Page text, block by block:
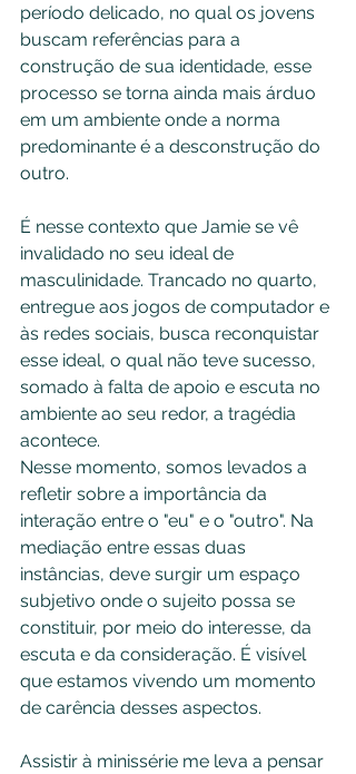
período delicado, no qual os jovens
buscam referências para a
construção de sua identidade, esse
processo se torna ainda mais árduo
em um ambiente onde a norma
predominante é a desconstrução do
outro.
É nesse contexto que Jamie se vê
invalidado no seu ideal de
masculinidade. Trancado no quarto,
entregue aos jogos de computador e
às redes sociais, busca reconquistar
esse ideal, o qual não teve sucesso,
somado à falta de apoio e escuta no
ambiente ao seu redor, a tragédia
acontece.
Nesse momento, somos levados a
refletir sobre a importância da
interação entre o "eu" e o "outro". Na
mediação entre essas duas
instâncias, deve surgir um espaço
subjetivo onde o sujeito possa se
constituir, por meio do interesse, da
escuta e da consideração. É visível
que estamos vivendo um momento
de carência desses aspectos.
Assistir à minissérie me leva a pensar